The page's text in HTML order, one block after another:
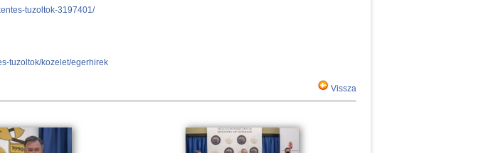
tuzoltok-3197401/
tuzoltok/kozelet/egerhirek
Vissza